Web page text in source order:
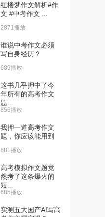
红楼梦作文解析#作
文 #中考作文 ...
2871播放
谁说中考作文必须
写自身经历？
689播放
这书几乎押中了今
年所有的高考作文
题...
856播放
我押一道高考作文
题，你应该能用到
881播放
高考模拟作文题竟
然考了这条爆火的
短...
685播放
实测五大国产AI写高